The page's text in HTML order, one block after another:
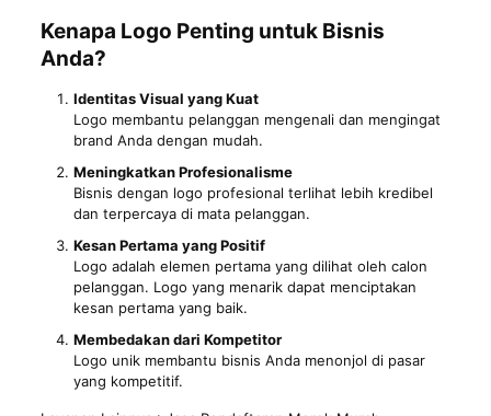
Kenapa Logo Penting untuk Bisnis
Anda?
Identitas Visual yang Kuat
Logo membantu pelanggan mengenali dan mengingat
brand Anda dengan mudah.
Meningkatkan Profesionalisme
Bisnis dengan logo profesional terlihat lebih kredibel
dan terpercaya di mata pelanggan.
Kesan Pertama yang Positif
Logo adalah elemen pertama yang dilihat oleh calon
pelanggan. Logo yang menarik dapat menciptakan
kesan pertama yang baik.
Membedakan dari Kompetitor
Logo unik membantu bisnis Anda menonjol di pasar
yang kompetitif.